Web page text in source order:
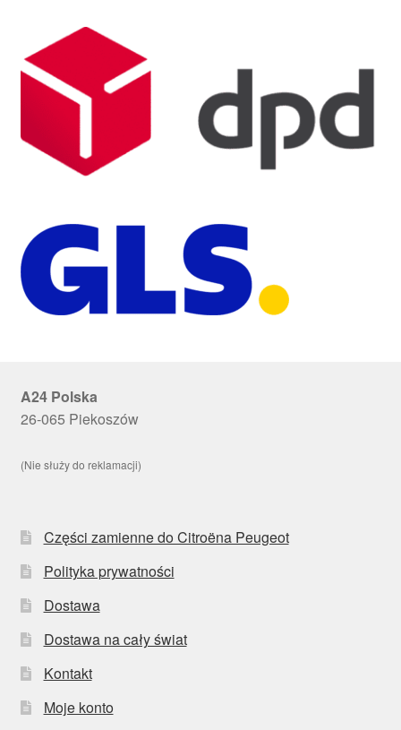
A24 Polska
26-065 Piekoszów
(Nie służy do reklamacji)
Części zamienne do Citroëna Peugeot
Polityka prywatności
Dostawa
Dostawa na cały świat
Kontakt
Moje konto